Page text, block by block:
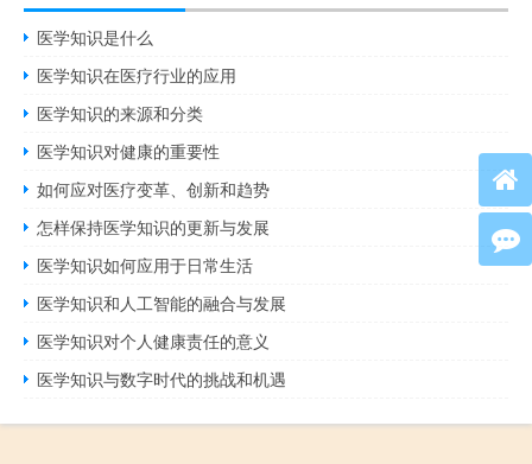
医学知识是什么
医学知识在医疗行业的应用
医学知识的来源和分类
医学知识对健康的重要性
如何应对医疗变革、创新和趋势
怎样保持医学知识的更新与发展
医学知识如何应用于日常生活
医学知识和人工智能的融合与发展
医学知识对个人健康责任的意义
医学知识与数字时代的挑战和机遇